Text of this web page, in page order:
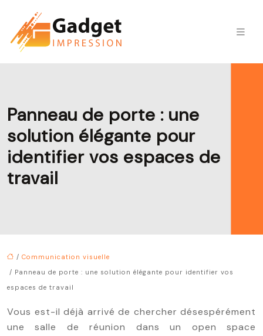
Panneau de porte : une
solution élégante pour
identifier vos espaces de
travail
/ Communication visuelle
/ Panneau de porte : une solution élégante pour identifier vos
espaces de travail
Vous est-il déjà arrivé de chercher désespérément
une salle de réunion dans un open space